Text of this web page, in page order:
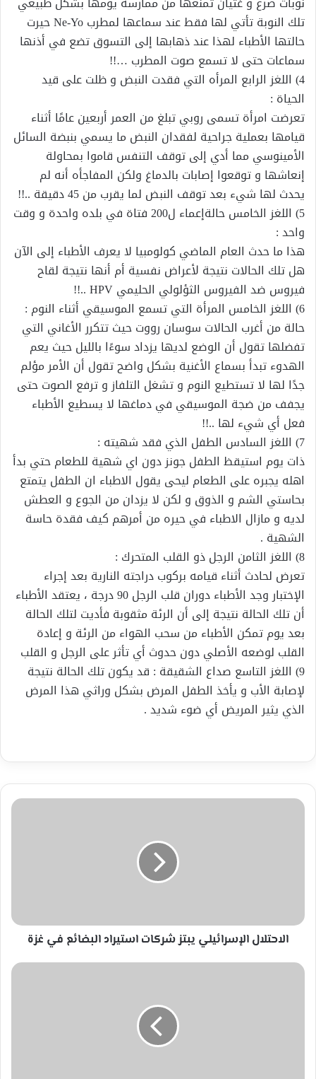
تلك النوبة تأتي لها فقط عند سماعها لمطرب Ne-Yo حيرت
حالتها الأطباء لهذا عند ذهابها إلى التسوق تضع في أذنها
سماعات حتى لا تسمع صوت المطرب …!!
4) اللغز الرابع المرأه التي فقدت النبض و ظلت على قيد
الحياة :
تعرضت امرأة تسمى روبي تبلغ من العمر أربعين عامًا أثناء
قيامها بعملية جراحية لفقدان النبض ما يسمي بنبضة السائل
الأمينوسي مما أدي إلى توقف التنفس قاموا بمحاولة
إنعاشها و توقعوا إصابات بالدماغ ولكن المفاجأه أنه لم
يحدث لها شيء بعد توقف النبض لما يقرب من 45 دقيقة ..!!
5) اللغز الخامس حالةإعماء ل200 فتاة في بلده واحدة و وقت
واحد :
هذا ما حدث العام الماضي كولومبيا لا يعرف الأطباء إلى الآن
هل تلك الحالات نتيجة لأعراض نفسية أم أنها نتيجة لقاح
فيروس ضد الفيروس الثؤلولي الحليمي HPV ..!!
6) اللغز الخامس المرأة التي تسمع الموسيقي أثناء النوم :
حالة من أغرب الحالات سوسان رووت حيث تتكرر الأغاني التي
تفضلها تقول أن الوضع لديها يزداد سوءًا بالليل حيث يعم
الهدوء تبدأ بسماع الأغنية بشكل واضح تقول أن الأمر مؤلم
جدًا لها لا تستطيع النوم و تشغل التلفاز و ترفع الصوت حتى
يجفف من ضجة الموسيقي في دماغها لا يسطيع الأطباء
فعل أي شيء لها ..!!
7) اللغز السادس الطفل الذي فقد شهيته :
ذات يوم استيقظ الطفل جونز دون اي شهية للطعام حتي بدأ
اهله يجبره على الطعام ليحى يقول الاطباء ان الطفل يتمتع
بحاستي الشم و الذوق و لكن لا يزدان من الجوع و العطش
لديه و مازال الاطباء في حيره من أمرهم كيف فقدة حاسة
الشهية .
8) اللغز الثامن الرجل ذو القلب المتحرك :
تعرض لحادث أثناء قيامه بركوب دراجته النارية بعد إجراء
الإختبار وجد الأطباء دوران قلب الرجل 90 درجة ، يعتقد الأطباء
أن تلك الحالة نتيجة إلى أن الرئة مثقوبة فأديت لتلك الحالة
بعد يوم تمكن الأطباء من سحب الهواء من الرئة و إعادة
القلب لوضعه الأصلي دون حدوث أي تأثر على الرجل و القلب
9) اللغز التاسع صداع الشقيقة : قد يكون تلك الحالة نتيجة
لإصابة الأب و يأخذ الطفل المرض بشكل وراثي هذا المرض
الذي يثير المريض أي ضوء شديد .
الاحتلال
الاحتلال الإسرائيلي يبتز شركات استيراد البضائع في غزة
أمراض